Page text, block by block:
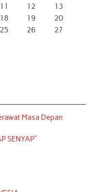
11 12
13
18 19
20
25 26
27
Masa Depan
SENYAP”